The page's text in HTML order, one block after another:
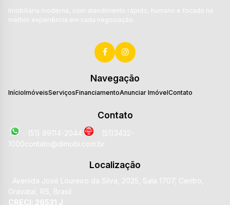
Imobiliária moderna, com atendimento rápido, humano e focado na
melhor experiência em cada negociação.
Navegação
InícioImóveisServiçosFinanciamentoAnunciar ImóvelContato
Contato
(51) 99114-2044
(51)3432-
1000contato@dimobi.com.br
Localização
Avenida José Loureiro da Silva 2025 Sala 1707, Centro
Gravataí RS Brasil
CRECI: 26531 J